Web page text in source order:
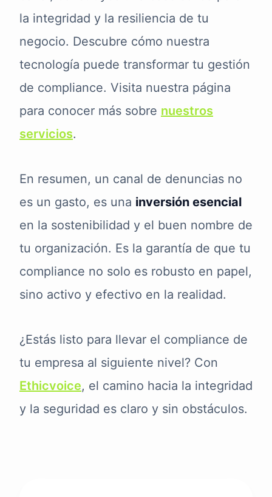
la integridad y la resiliencia de tu
negocio. Descubre cómo nuestra
tecnología puede transformar tu gestión
de compliance. Visita nuestra página
para conocer más sobre nuestros
servicios.
En resumen, un canal de denuncias no
es un gasto, es una inversión esencial
en la sostenibilidad y el buen nombre de
tu organización. Es la garantía de que tu
compliance no solo es robusto en papel,
sino activo y efectivo en la realidad.
¿Estás listo para llevar el compliance de
tu empresa al siguiente nivel? Con
Ethicvoice, el camino hacia la integridad
y la seguridad es claro y sin obstáculos.